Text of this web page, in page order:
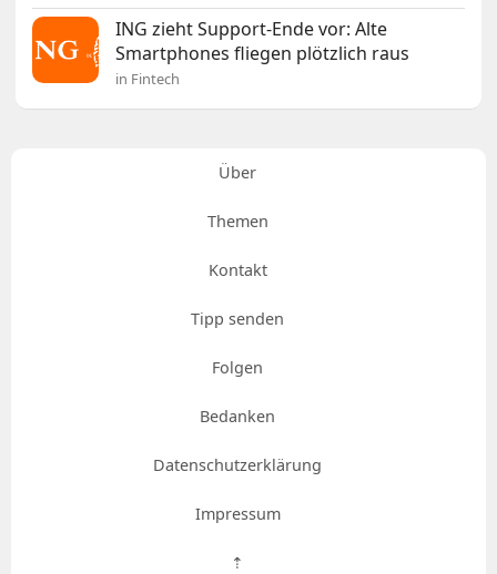
ING zieht Support-Ende vor: Alte
Smartphones fliegen plötzlich raus
in Fintech
Über
Themen
Kontakt
Tipp senden
Folgen
Bedanken
Datenschutzerklärung
Impressum
⇡